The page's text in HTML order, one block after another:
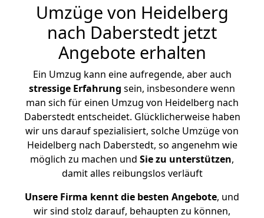
Umzüge von Heidelberg
nach Daberstedt jetzt
Angebote erhalten
Ein Umzug kann eine aufregende, aber auch
stressige Erfahrung sein, insbesondere wenn
man sich für einen Umzug von Heidelberg nach
Daberstedt entscheidet. Glücklicherweise haben
wir uns darauf spezialisiert, solche Umzüge von
Heidelberg nach Daberstedt, so angenehm wie
möglich zu machen und Sie zu unterstützen,
damit alles reibungslos verläuft
Unsere Firma kennt die besten Angebote, und
wir sind stolz darauf, behaupten zu können,